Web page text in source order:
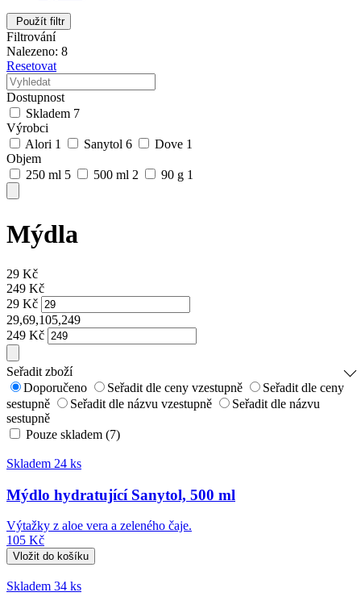
Použít filtr
Filtrování
Nalezeno: 8
Resetovat
Dostupnost
Skladem 7
Výrobci
Alori 1 Sanytol 6 Dove 1
Objem
250 ml 5 500 ml 2 90 g 1
Mýdla
29 Kč
249 Kč
29 Kč
29,69,105,249
249 Kč
Seřadit zboží
Doporučeno
Seřadit dle ceny vzestupně
Seřadit dle ceny
sestupně
Seřadit dle názvu vzestupně
Seřadit dle názvu
sestupně
Pouze skladem (7)
Skladem 24 ks
Mýdlo hydratující Sanytol, 500 ml
Výtažky z aloe vera a zeleného čaje.
105 Kč
Skladem 34 ks